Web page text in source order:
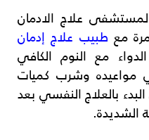
علاج الادمان
مع طبيب علاج إدمان
مع النوم الكافي
مواعيده وشرب كميات
بالعلاج النفسي بعد
الشديدة.